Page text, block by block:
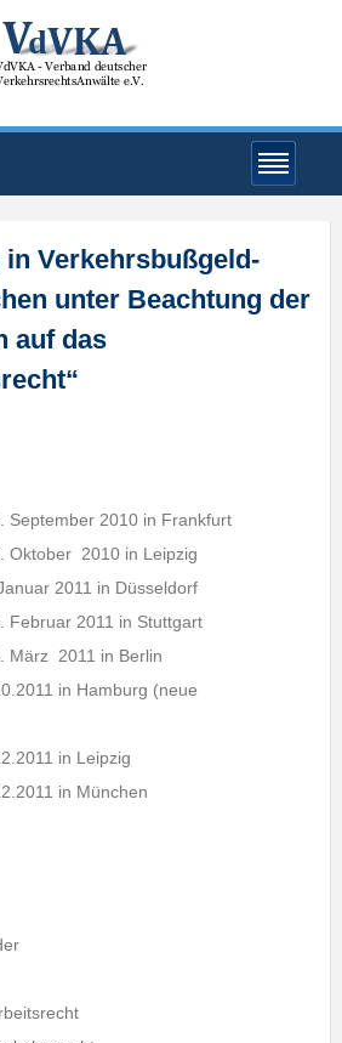
Verkehrsbußgeld-
unter Beachtung der
auf das
September 2010 in Frankfurt
Oktober 2010 in Leipzig
2011 in Düsseldorf
Februar 2011 in Stuttgart
März 2011 in Berlin
in Hamburg (neue
in Leipzig
in München